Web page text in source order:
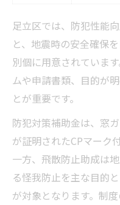
足立区では、防犯性能
と、地震時の安全確保
別個に用意されていま
ムや申請書類、目的が
とが重要です。
防犯対策補助金は、窓
が証明されたCPマーク
一方、飛散防止助成は
る怪我防止を主な目的
が対象となります。制